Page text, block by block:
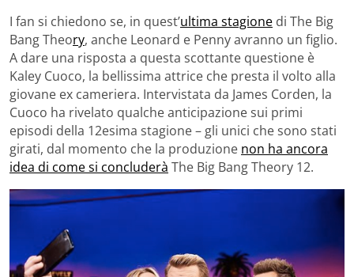
I fan si chiedono se, in quest’ultima stagione di The Big
Bang Theory, anche Leonard e Penny avranno un figlio.
A dare una risposta a questa scottante questione è
Kaley Cuoco, la bellissima attrice che presta il volto alla
giovane ex cameriera. Intervistata da James Corden, la
Cuoco ha rivelato qualche anticipazione sui primi
episodi della 12esima stagione – gli unici che sono stati
girati, dal momento che la produzione non ha ancora
idea di come si concluderà The Big Bang Theory 12.